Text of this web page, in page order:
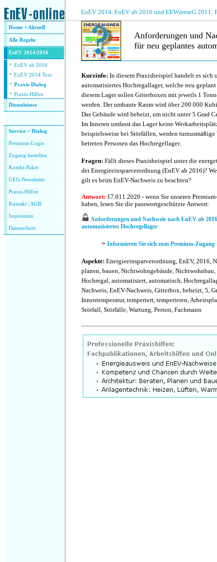
EnEV 2014, EnEV ab 2016 und EEWärmeG 2011:
Home + Aktuell
Alle Regeln
EnEV 2014/2016
· EnEV ab 2016
· EnEV 2014 Text
· Praxis-Dialog
· Praxis-Hilfen
Dienstleister
Service + Dialog
Premium-Login
Zugang bestellen
Kombi-Paket
GEG-Newsletter
Praxis-Hilfen
Kontakt AGB
Impressum
Datenschutz
Anforderungen und
für neu geplantes
Kurzinfo: In diesem Praxisbeispiel handelt es sich
automatisiertes Hochregallager, welche neu
diesem Lager sollen Gitterboxen mit jeweils 1
werden. Der umbaute Raum wird über 200.000
Das Gebäude wird beheizt, um nicht unter 5 Grad
Im Inneren umfasst das Lager keine
beispielsweise bei Störfällen, werden turnusmäßige
betreten Personen das Hochregellager.
Fragen: Fällt dieses Praxisbeispiel unter die
der Energieeinsparverordnung (EnEV ab 2016)?
gilt es beim EnEV-Nachweis zu beachten?
Antwort: 17.011.2020 - wenn Sie unseren
haben, lesen Sie die passwortgeschützte Antwort:
Anforderungen und Nachweis nach EnEV ab
automatisiertes Hochregellager
Informieren Sie sich zum Premium-Zugang
Aspekte: Energieeinsparverordnung, EnEV, 2016,
planen, bauen, Nichtwohngebäude, Nichtwohnbau,
Hochregal, automatisiert, automatisch,
Nachweis, EnEV-Nachweis, Gitterbox, beheizt, 5,
Innentemperatur, temperiert, temperieren,
Störfall, Störfälle, Wartung, Person, Fachmann